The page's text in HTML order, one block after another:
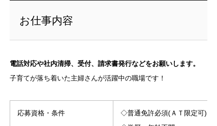
お仕事内容
電話対応や社内清掃、受付、請求書発行などをお願いします。
子育てが落ち着いた主婦さんが活躍中の職場です！
応募資格・条件
◇普通免許必須(ＡＴ限定可)